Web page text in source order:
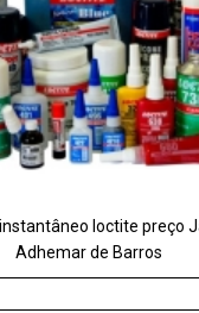
loctite preço
Adhemar de Barros